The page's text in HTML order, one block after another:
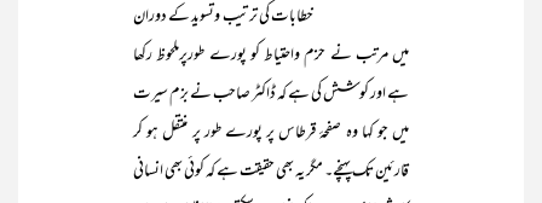
خطابات کی ترتیب وتسوید کے دوران
میں مرتب نے حزم واحتیاط کو پورے طورپرملحوظ رکھا
ہے اور کوشش کی ہے کہ ڈاکٹر صاحب نے بزم سیرت
میں جو کہا وہ صفحۂ قرطاس پر پورے طور پر منتقل ہو کر
قارئین تک پہنچے۔ مگر یہ بھی حقیقت ہے کہ کوئی بھی انسانی